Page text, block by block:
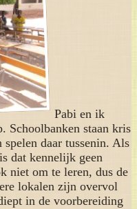
Pabi en ik
Schoolbanken staan kris
daar tussenin. Als
dat kennelijk geen
niet om te leren, dus de
lokalen zijn overvol
in de voorbereiding